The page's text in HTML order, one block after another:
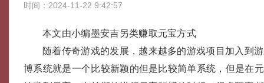
时间：2024-11-22 9:42:57
本文由小编墨安吉另类赚取元宝方式
随着传奇游戏的发展，越来越多的游戏项目加入到
博系统就是一个比较新颖的但是比较简单系统，但是在